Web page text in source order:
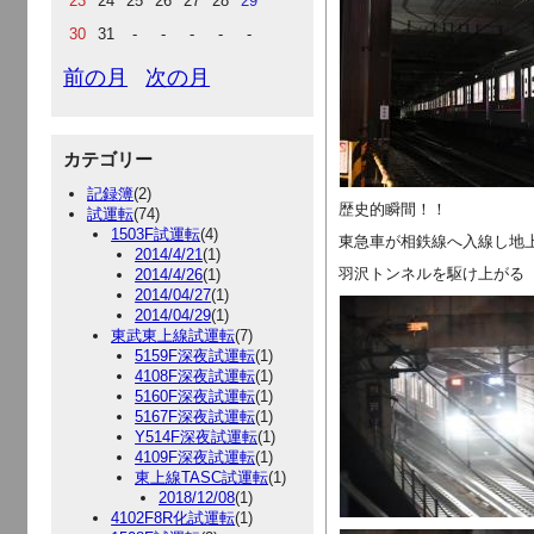
30
31 - - - - -
前の月 次の月
カテゴリー
記録簿(2)
試運転(74)
1503F試運転(4)
2014/4/21(1)
2014/4/26(1)
2014/04/27(1)
2014/04/29(1)
東武東上線試運転(7)
5159F深夜試運転(1)
4108F深夜試運転(1)
5160F深夜試運転(1)
5167F深夜試運転(1)
Y514F深夜試運転(1)
4109F深夜試運転(1)
東上線TASC試運転(1)
2018/12/08(1)
4102F8R化試運転(1)
歴史的瞬間！！
東急車が相鉄線へ入線し地
羽沢トンネルを駆け上がる